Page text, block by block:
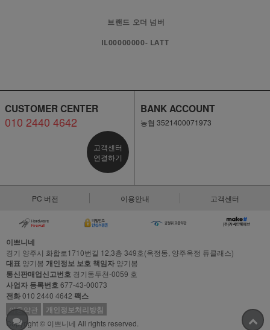
브랜드 오더 넘버
IL00000000- LATT
CUSTOMER CENTER
010 2440 4642
고객센터
연결하기
BANK ACCOUNT
농협 3521400071973
PC 버전 이용안내 고객센터
이쁘니네
경기 양주시 화합로1710번길 12,3층 349호(옥정동, 양주옥정 듀클래스)
대표 양기봉 개인정보 보호 책임자 양기봉
통신판매업신고번호 경기동두천-0059 호
사업자 등록번호677-43-00073
전화010 2440 4642 팩스
이용약관 개인정보처리방침
Copyright © 이쁘니네 All rights reserved.